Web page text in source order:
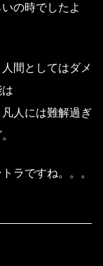
の時でしたよ
間としてはダメ
人には難解過ぎ
ラですね。。。